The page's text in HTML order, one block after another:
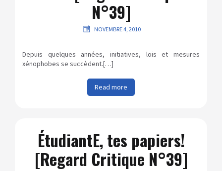
N°39]
NOVEMBRE 4, 2010
Depuis quelques années, initiatives, lois et mesures
xénophobes se succèdent.[…]
Read more
ÉtudiantE, tes papiers!
[Regard Critique N°39]